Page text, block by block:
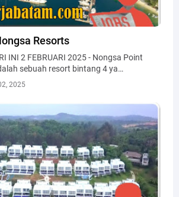
Resorts
INI 2 FEBRUARI 2025 - Nongsa Point
sebuah resort bintang 4 ya…
2025